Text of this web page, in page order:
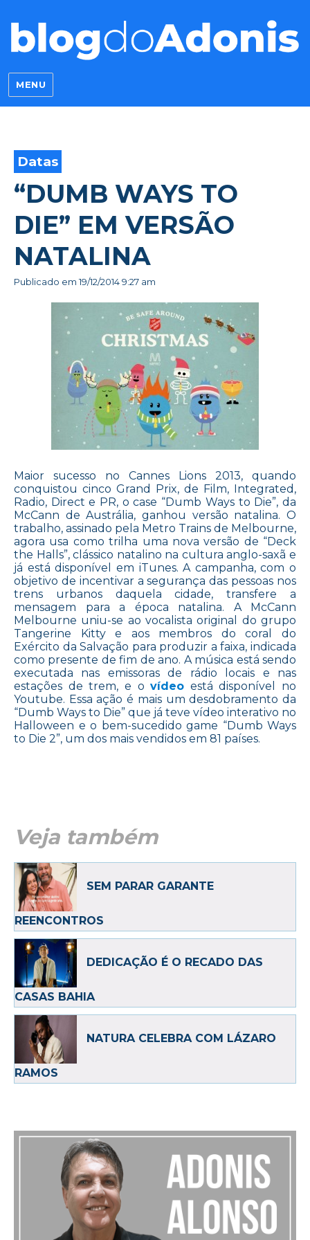
Blog do Adonis
MENU
Datas
“DUMB WAYS TO
DIE” EM VERSÃO
NATALINA
Publicado em19/12/2014 9:27 am
Maior sucesso no Cannes Lions 2013, quando
conquistou cinco Grand Prix, de Film, Integrated,
Radio, Direct e PR, o case “Dumb Ways to Die”, da
McCann de Austrália, ganhou versão natalina. O
trabalho, assinado pela Metro Trains de Melbourne,
agora usa como trilha uma nova versão de “Deck
the Halls”, clássico natalino na cultura anglo-saxã e
já está disponível em iTunes. A campanha, com o
objetivo de incentivar a segurança das pessoas nos
trens urbanos daquela cidade, transfere a
mensagem para a época natalina. A McCann
Melbourne uniu-se ao vocalista original do grupo
Tangerine Kitty e aos membros do coral do
Exército da Salvação para produzir a faixa, indicada
como presente de fim de ano. A música está sendo
executada nas emissoras de rádio locais e nas
estações de trem, e ovídeo está disponível no
Youtube. Essa ação é mais um desdobramento da
“Dumb Ways to Die” que já teve vídeo interativo no
Halloween e o bem-sucedido game “Dumb Ways
to Die 2”, um dos mais vendidos em 81 países.
Veja também
SEM PARAR GARANTE
REENCONTROS
DEDICAÇÃO É O RECADO DAS
CASAS BAHIA
NATURA CELEBRA COM LÁZARO
RAMOS